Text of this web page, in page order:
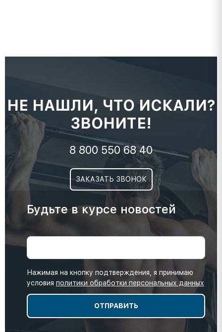
НЕ НАШЛИ, ЧТО ИСКАЛИ?
ЗВОНИТЕ!
8 800 550 68 40
ЗАКАЗАТЬ ЗВОНОК
Будьте в курсе новостей
Нажимая на кнопку подтверждения, я принимаю
условия политики обработки персональных данных